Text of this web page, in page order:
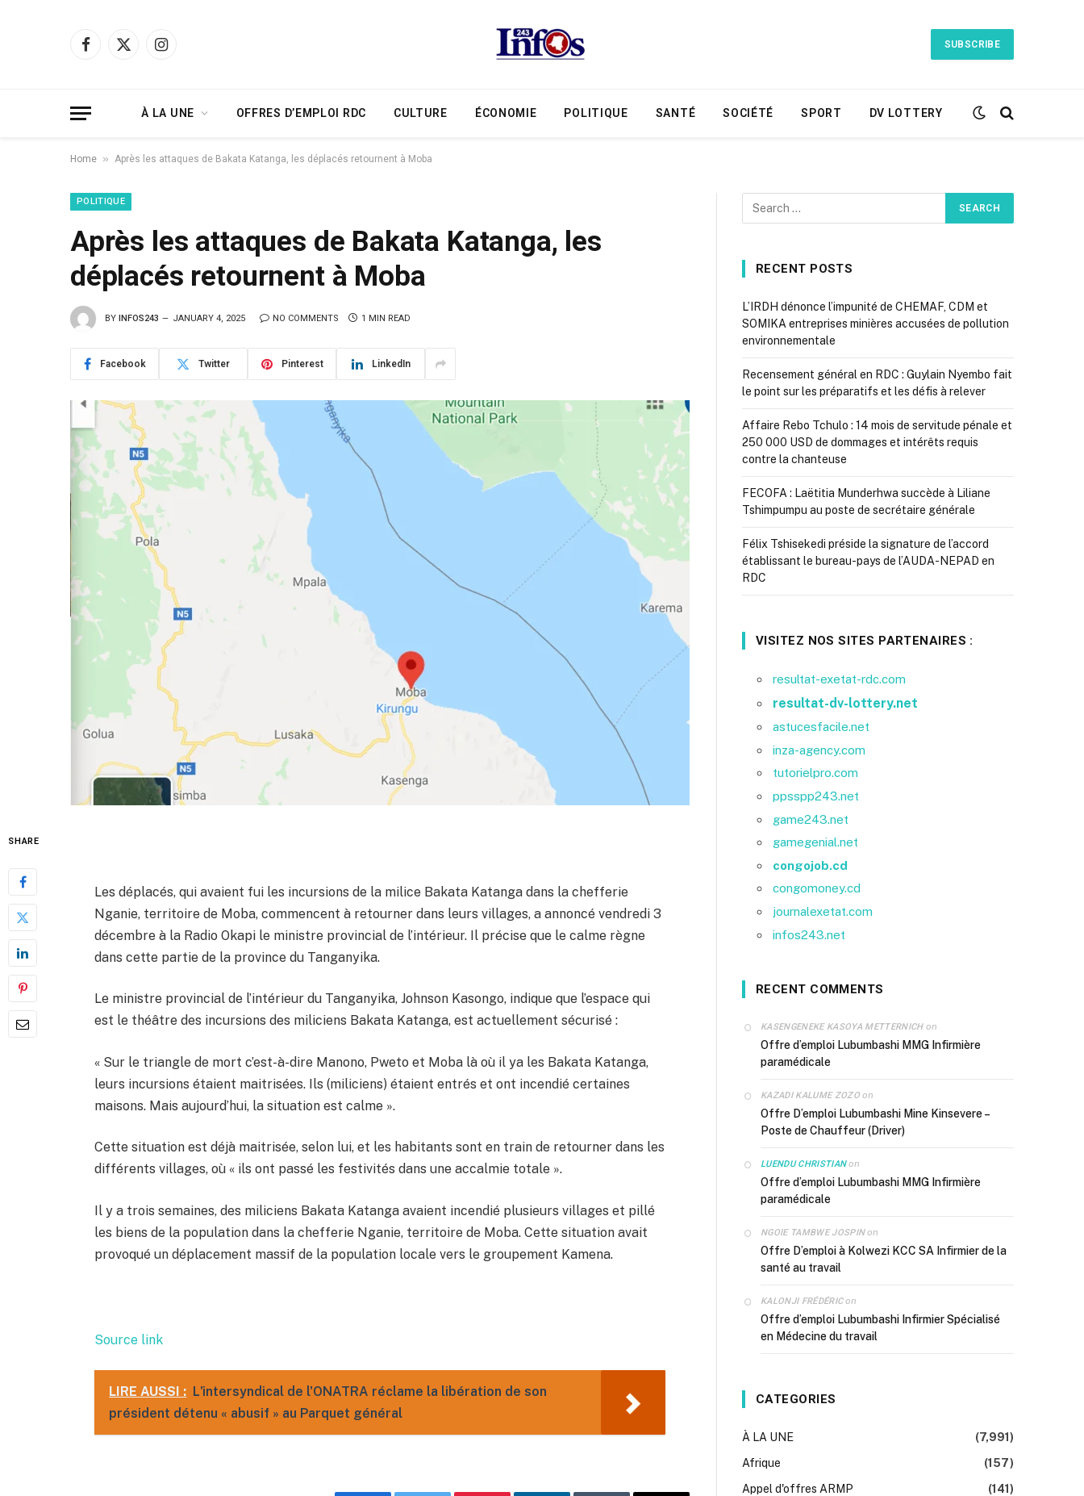
Facebook
X
Instagram
SUBSCRIBE
À LA UNE OFFRES D’EMPLOI RDC CULTURE ÉCONOMIE POLITIQUE SANTÉ SOCIÉTÉ SPORT DV LOTTERY
Home » Après les attaques de Bakata Katanga, les déplacés retournent à Moba
POLITIQUE
Après les attaques de Bakata Katanga, les
déplacés retournent à Moba
BY INFOS243 JANUARY 4, 2025 NO COMMENTS 1 MIN READ
Facebook Twitter Pinterest LinkedIn
SHARE
Les déplacés, qui avaient fui les incursions de la milice Bakata Katanga dans la chefferie
Nganie, territoire de Moba, commencent à retourner dans leurs villages, a annoncé vendredi 3
décembre à la Radio Okapi le ministre provincial de l’intérieur. Il précise que le calme règne
dans cette partie de la province du Tanganyika.
Le ministre provincial de l’intérieur du Tanganyika, Johnson Kasongo, indique que l’espace qui
est le théâtre des incursions des miliciens Bakata Katanga, est actuellement sécurisé :
« Sur le triangle de mort c’est-à-dire Manono, Pweto et Moba là où il ya les Bakata Katanga,
leurs incursions étaient maitrisées. Ils (miliciens) étaient entrés et ont incendié certaines
maisons. Mais aujourd’hui, la situation est calme ».
Cette situation est déjà maitrisée, selon lui, et les habitants sont en train de retourner dans les
différents villages, où « ils ont passé les festivités dans une accalmie totale ».
Il y a trois semaines, des miliciens Bakata Katanga avaient incendié plusieurs villages et pillé
les biens de la population dans la chefferie Nganie, territoire de Moba. Cette situation avait
provoqué un déplacement massif de la population locale vers le groupement Kamena.
Source link
LIRE AUSSI : L'intersyndical de l'ONATRA réclame la libération de son
président détenu « abusif » au Parquet général
RECENT POSTS
L’IRDH dénonce l’impunité de CHEMAF, CDM et
SOMIKA entreprises minières accusées de pollution
environnementale
Recensement général en RDC : Guylain Nyembo fait
le point sur les préparatifs et les défis à relever
Affaire Rebo Tchulo : 14 mois de servitude pénale et
250 000 USD de dommages et intérêts requis
contre la chanteuse
FECOFA : Laëtitia Munderhwa succède à Liliane
Tshimpumpu au poste de secrétaire générale
Félix Tshisekedi préside la signature de l’accord
établissant le bureau-pays de l’AUDA-NEPAD en
RDC
VISITEZ NOS SITES PARTENAIRES :
resultat-exetat-rdc.com
resultat-dv-lottery.net
astucesfacile.net
inza-agency.com
tutorielpro.com
ppsspp243.net
game243.net
gamegenial.net
congojob.cd
congomoney.cd
journalexetat.com
infos243.net
RECENT COMMENTS
KASENGENEKE KASOYA METTERNICHon
Offre d’emploi Lubumbashi MMG Infirmière
paramédicale
KAZADI KALUME ZOZOon
Offre D’emploi Lubumbashi Mine Kinsevere –
Poste de Chauffeur (Driver)
LUENDU CHRISTIANon
Offre d’emploi Lubumbashi MMG Infirmière
paramédicale
NGOIE TAMBWE JOSPINon
Offre D’emploi à Kolwezi KCC SA Infirmier de la
santé au travail
KALONJI FRÉDÉRICon
Offre d’emploi Lubumbashi Infirmier Spécialisé
en Médecine du travail
CATEGORIES
À LA UNE
(7,991)
Afrique
(157)
Appel d'offres ARMP
(141)